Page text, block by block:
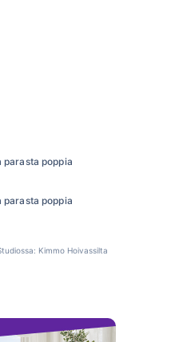
parasta poppia
parasta poppia
Kimmo Hoivassilta